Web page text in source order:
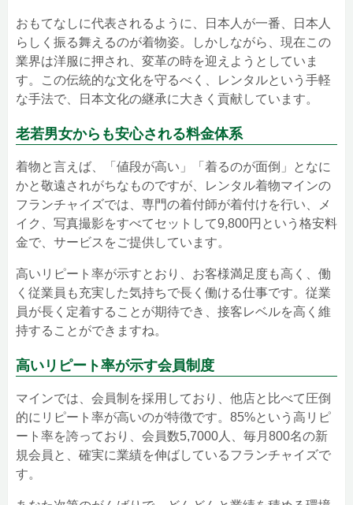
おもてなしに代表されるように、日本人が一番、日本人
らしく振る舞えるのが着物姿。しかしながら、現在この
業界は洋服に押され、変革の時を迎えようとしていま
す。この伝統的な文化を守るべく、レンタルという手軽
な手法で、日本文化の継承に大きく貢献しています。
老若男女からも安心される料金体系
着物と言えば、「値段が高い」「着るのが面倒」となに
かと敬遠されがちなものですが、レンタル着物マインの
フランチャイズでは、専門の着付師が着付けを行い、メ
イク、写真撮影をすべてセットして9,800円という格安料
金で、サービスをご提供しています。
高いリピート率が示すとおり、お客様満足度も高く、働
く従業員も充実した気持ちで長く働ける仕事です。従業
員が長く定着することが期待でき、接客レベルを高く維
持することができますね。
高いリピート率が示す会員制度
マインでは、会員制を採用しており、他店と比べて圧倒
的にリピート率が高いのが特徴です。85%という高リピ
ート率を誇っており、会員数5,7000人、毎月800名の新
規会員と、確実に業績を伸ばしているフランチャイズで
す。